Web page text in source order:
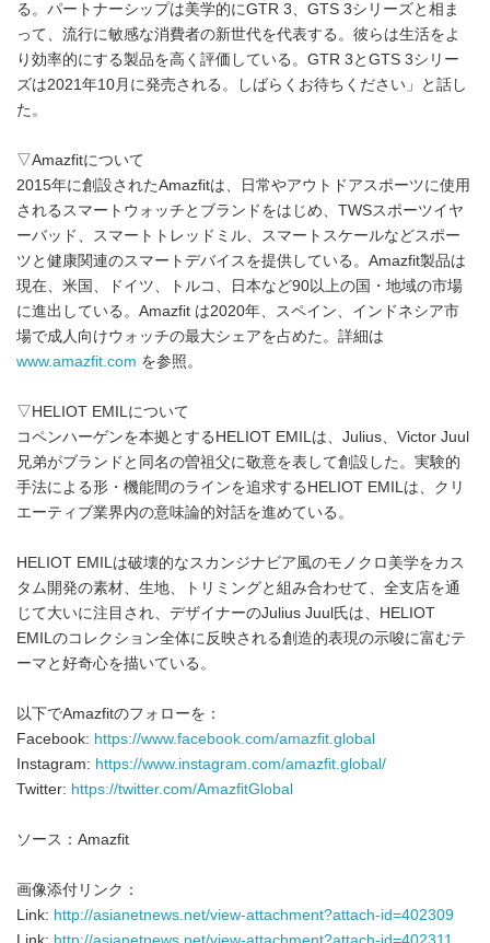
る。パートナーシップは美学的にGTR 3、GTS 3シリーズと相ま
って、流行に敏感な消費者の新世代を代表する。彼らは生活をよ
り効率的にする製品を高く評価している。GTR 3とGTS 3シリー
ズは2021年10月に発売される。しばらくお待ちください」と話し
た。
▽Amazfitについて
2015年に創設されたAmazfitは、日常やアウトドアスポーツに使用
されるスマートウォッチとブランドをはじめ、TWSスポーツイヤ
ーバッド、スマートトレッドミル、スマートスケールなどスポー
ツと健康関連のスマートデバイスを提供している。Amazfit製品は
現在、米国、ドイツ、トルコ、日本など90以上の国・地域の市場
に進出している。Amazfit は2020年、スペイン、インドネシア市
場で成人向けウォッチの最大シェアを占めた。詳細は
www.amazfit.com を参照。
▽HELIOT EMILについて
コペンハーゲンを本拠とするHELIOT EMILは、Julius、Victor Juul
兄弟がブランドと同名の曽祖父に敬意を表して創設した。実験的
手法による形・機能間のラインを追求するHELIOT EMILは、クリ
エーティブ業界内の意味論的対話を進めている。
HELIOT EMILは破壊的なスカンジナビア風のモノクロ美学をカス
タム開発の素材、生地、トリミングと組み合わせて、全支店を通
じて大いに注目され、デザイナーのJulius Juul氏は、HELIOT
EMILのコレクション全体に反映される創造的表現の示唆に富むテ
ーマと好奇心を描いている。
以下でAmazfitのフォローを：
Facebook: https://www.facebook.com/amazfit.global
Instagram: https://www.instagram.com/amazfit.global/
Twitter: https://twitter.com/AmazfitGlobal
ソース：Amazfit
画像添付リンク：
Link: http://asianetnews.net/view-attachment?attach-id=402309